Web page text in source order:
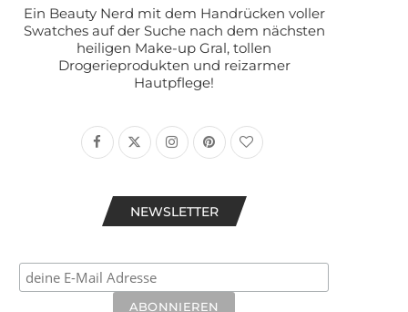
Ein Beauty Nerd mit dem Handrücken voller
Swatches auf der Suche nach dem nächsten
heiligen Make-up Gral, tollen
Drogerieprodukten und reizarmer
Hautpflege!
NEWSLETTER